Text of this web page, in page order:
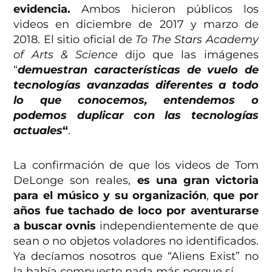
evidencia. Ambos hicieron públicos los
videos en diciembre de 2017 y marzo de
2018. El sitio oficial de To The Stars Academy
of Arts & Science dijo que las imágenes
“demuestran características de vuelo de
tecnologías avanzadas diferentes a todo
lo que conocemos, entendemos o
podemos duplicar con las tecnologías
actuales“.
La confirmación de que los videos de Tom
DeLonge son reales, es una gran victoria
para el músico y su organización,que por
años fue tachado de loco por aventurarse
a buscar ovnis independientemente de que
sean o no objetos voladores no identificados.
Ya decíamos nosotros que “Aliens Exist” no